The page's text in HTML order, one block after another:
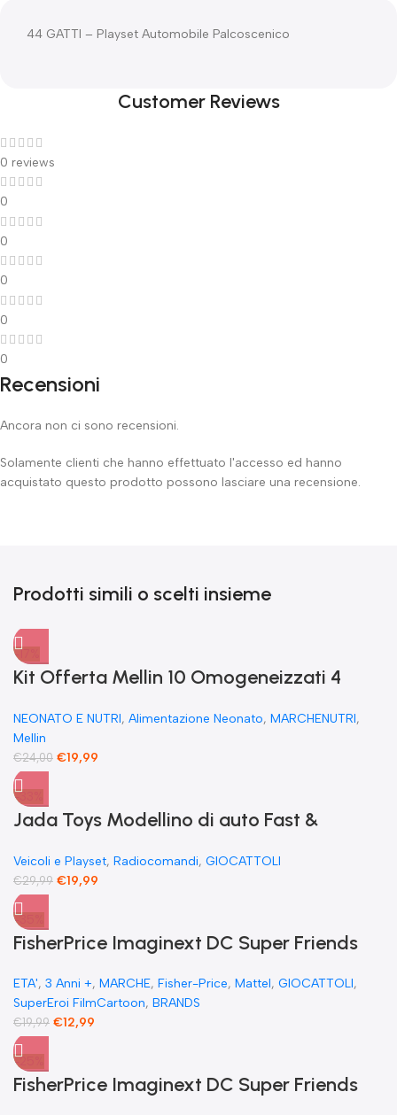
44 GATTI – Playset Automobile Palcoscenico
Customer Reviews
0 reviews
0
0
0
0
0
Recensioni
Ancora non ci sono recensioni.
Solamente clienti che hanno effettuato l'accesso ed hanno
acquistato questo prodotto possono lasciare una recensione.
Prodotti simili o scelti insieme
-17%
Kit Offerta Mellin 10 Omogeneizzati 4
Biscotto Granulato
NEONATO E NUTRI, Alimentazione Neonato, MARCHENUTRI,
Mellin
€24,00 €19,99
-33%
Jada Toys Modellino di auto Fast &
Dominique Toretto Dodge Charger 1:55
Veicoli e Playset, Radiocomandi, GIOCATTOLI
€29,99 €19,99
-35%
FisherPrice Imaginext DC Super Friends
ETA', 3 Anni +, MARCHE, Fisher-Price, Mattel, GIOCATTOLI,
SuperEroi FilmCartoon, BRANDS
€19,99 €12,99
-25%
FisherPrice Imaginext DC Super Friends